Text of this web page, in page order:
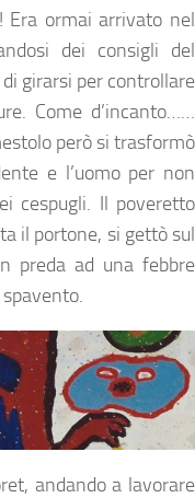
Era ormai arrivato nel
dei consigli del
girarsi per controllare
Come d’incanto……
però si trasformò
e l’uomo per non
cespugli. Il poveretto
il portone, si gettò sul
preda ad una febbre
andando a lavorare